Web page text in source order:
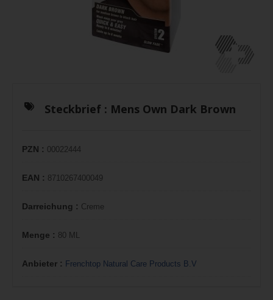
Steckbrief : Mens Own Dark Brown
PZN : 00022444
EAN : 8710267400049
Darreichung : Creme
Menge : 80 ML
Anbieter : Frenchtop Natural Care Products B.V